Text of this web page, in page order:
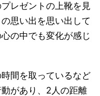
レゼントの上靴を見
思い出を思い出して
の中でも変化が感じ
間を取っているなど
があり、2人の距離